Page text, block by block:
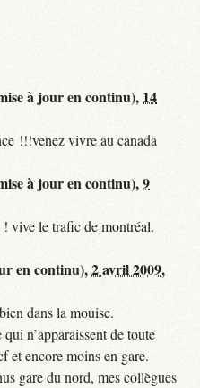
à jour en continu), 14
!!!venez vivre au canada
à jour en continu),9
! vive le trafic de montréal.
en continu),2 avril 2009,
dans la mouise.
n’apparaissent de toute
et encore moins en gare.
gare du nord, mes collègues